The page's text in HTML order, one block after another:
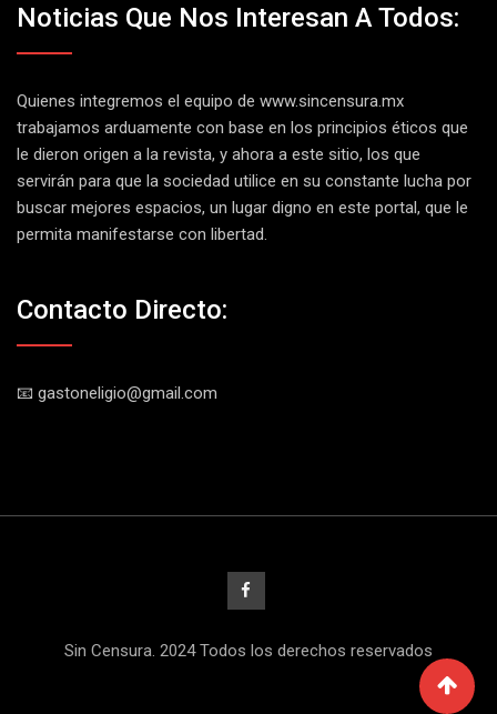
Noticias Que Nos Interesan A Todos:
Quienes integremos el equipo de www.sincensura.mx
trabajamos arduamente con base en los principios éticos que
le dieron origen a la revista, y ahora a este sitio, los que
servirán para que la sociedad utilice en su constante lucha por
buscar mejores espacios, un lugar digno en este portal, que le
permita manifestarse con libertad.
Contacto Directo:
📧 gastoneligio@gmail.com
Sin Censura. 2024 Todos los derechos reservados